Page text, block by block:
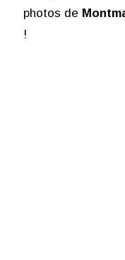
photos de
!